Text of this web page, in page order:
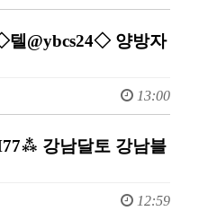
텔@ybcs24◇ 양방자
13:00
강남달토 강남블
12:59